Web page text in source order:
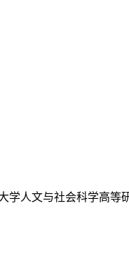
人文与社会科学高等